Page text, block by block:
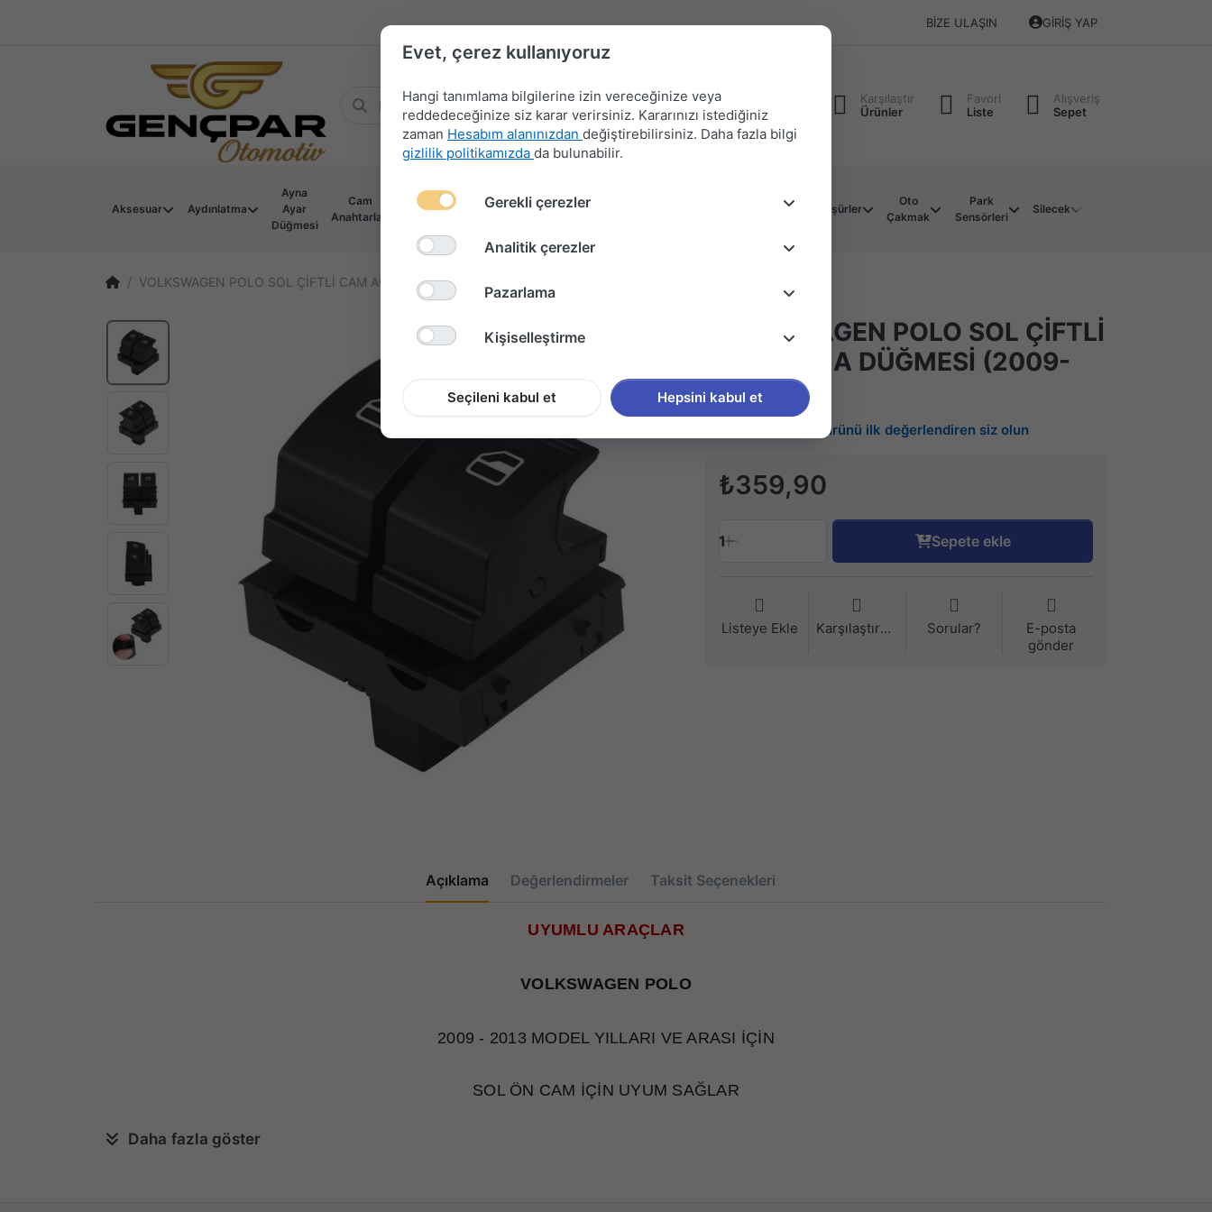
BIZE ULAŞIN GIRIŞ YAP
Karşılaştır
Ürünler
Favori
Liste
Alışveriş
Sepet
Aksesuar Aydınlatma
Ayna
Ayar
Düğmesi
Cam
Anahtarları
Devre
Far
Sinyal-
Merkezi
Müşürler
Oto
Çakmak
Park
Sensörleri
Silecek
VOLKSWAGEN POLO SOL ÇİFTLİ CAM AÇMA DÜĞMESİ (2009-2013)
VOLKSWAGEN POLO SOL ÇİFTLİ
CAM AÇMA DÜĞMESİ (2009-
2013)
Bu ürünü ilk değerlendiren siz olun
₺359,90
1 Sepete ekle
Listeye Ekle Karşılaştırma Sorular?
E-posta
gönder
Açıklama Değerlendirmeler Taksit Seçenekleri
UYUMLU ARAÇLAR
VOLKSWAGEN POLO
2009 - 2013 MODEL YILLARI VE ARASI İÇİN
SOL ÖN CAM İÇİN UYUM SAĞLAR
Daha fazla göster
Evet, çerez kullanıyoruz
Hangi tanımlama bilgilerine izin vereceğinize veya
reddedeceğinize siz karar verirsiniz. Kararınızı istediğiniz
zaman Hesabım alanınızdan değiştirebilirsiniz. Daha fazla bilgi
gizlilik politikamızda da bulunabilir.
Gerekli çerezler
Analitik çerezler
Pazarlama
Kişiselleştirme
Seçileni kabul et Hepsini kabul et